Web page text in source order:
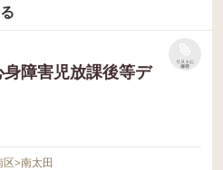
障害児放課後等デ
リストに
保存
区>南太田